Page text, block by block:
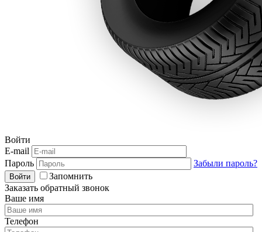
Войти
E-mail
Пароль
Забыли пароль?
Войти
Запомнить
Заказать обратный звонок
Ваше имя
Телефон